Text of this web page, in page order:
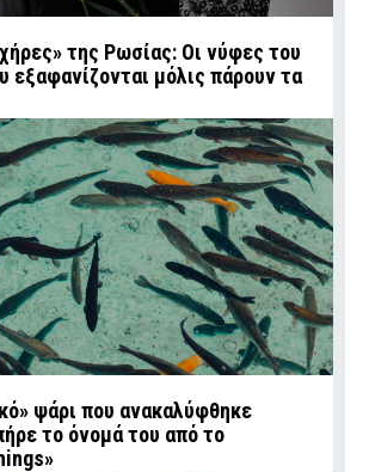
της Ρωσίας: Οι νύφες του
εξαφανίζονται μόλις πάρουν τα
ψάρι που ανακαλύφθηκε
το όνομά του από το